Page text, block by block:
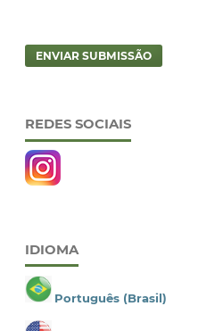
ENVIAR SUBMISSÃO
REDES SOCIAIS
IDIOMA
Português (Brasil)